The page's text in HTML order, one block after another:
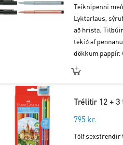
Teiknipenni
Lyktarlaus,
að hrista.
tekið af
dökkum
Trélitir 12 +
795 kr.
Tólf